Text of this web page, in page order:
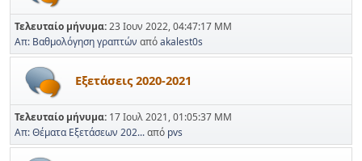
Τελευταίο μήνυμα:23 Ιουν 2022, 04:47:17 ΜΜ
Απ: Βαθμολόγηση γραπτών απόakalest0s
Εξετάσεις 2020-2021
Τελευταίο μήνυμα: 17 Ιουλ 2021, 01:05:37 ΜΜ
Απ: Θέματα Εξετάσεων 202...από pvs